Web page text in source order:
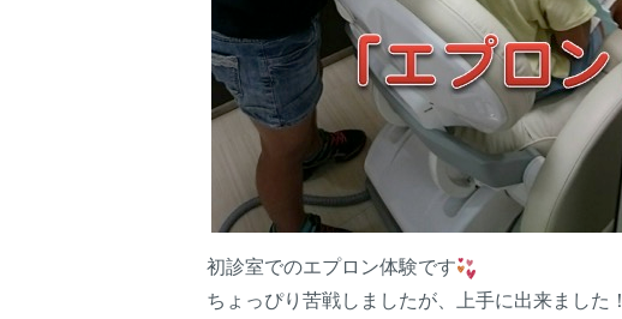
初診室でのエプロン体験です
ちょっぴり苦戦しましたが、上手に出来ました！